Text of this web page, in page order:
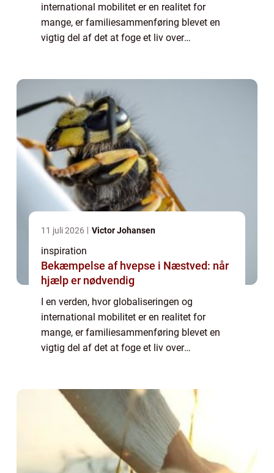
international mobilitet er en realitet for
mange, er familiesammenføring blevet en
vigtig del af det at foge et liv over
11 juli 2026 Victor Johansen
inspiration
Bekæmpelse af hvepse i Næstved: når
hjælp er nødvendig
I en verden, hvor globaliseringen og
international mobilitet er en realitet for
mange, er familiesammenføring blevet en
vigtig del af det at foge et liv over
familie, der ...